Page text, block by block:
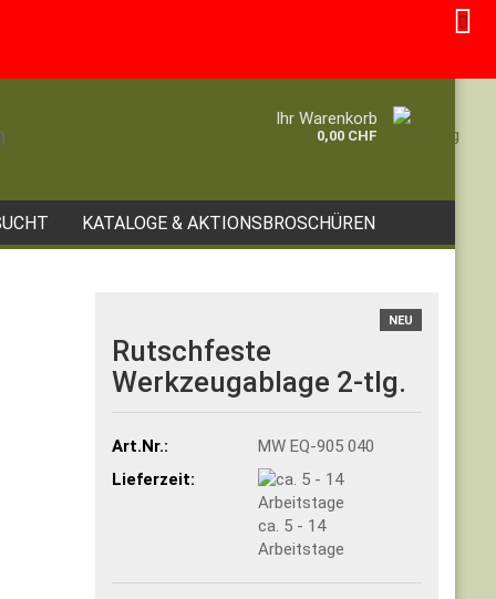
Ihr Warenkorb
0,00 CHF
KATALOGE & AKTIONSBROSCHÜREN
NEU
Rutschfeste
Werkzeugablage 2-tlg.
Art.Nr.:
MW EQ-905 040
Lieferzeit:
ca. 5 - 14
Arbeitstage